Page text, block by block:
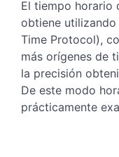
El tiempo horario
obtiene
Time Protocol),
más orígenes de
la precisión
De este modo
prácticamente